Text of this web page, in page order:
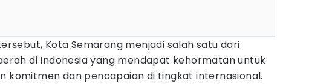
Kota Semarang menjadi salah satu dari
di Indonesia yang mendapat kehormatan untuk
komitmen dan pencapaian di tingkat internasional.